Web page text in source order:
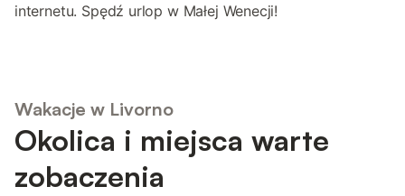
internetu. Spędź urlop w Małej Wenecji!
Wakacje w Livorno
Okolica i miejsca warte
zobaczenia